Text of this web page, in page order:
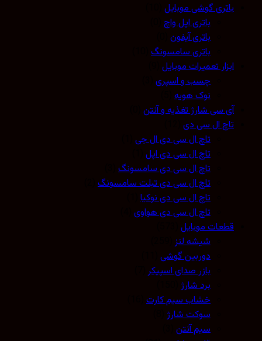
باتری گوشی موبایل(10)
باتری اپل واچ(0)
باتری آیفون(0)
باتری سامسونگ(10)
ابزار تعمیرات موبایل(9)
چسب و اسپری(3)
نوک هویه(5)
آی سی شارژ تغذیه و آنتن(0)
تاچ ال سی دی(12)
تاچ ال سی دی ال جی(1)
تاچ ال سی دی اپل(1)
تاچ ال سی دی سامسونگ(3)
تاچ ال سی دی تبلت سامسونگ(2)
تاچ ال سی دی نوکیا (1)
تاچ ال سی دی هواوی(4)
قطعات موبایل(573)
شیشه لنز(259)
دوربین گوشی(11)
بازر صدای اسپیکر(7)
برد شارژ(150)
خشاب سیم کارت(16)
سوکت شارژ(8)
سیم آنتن(3)